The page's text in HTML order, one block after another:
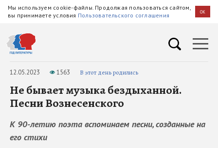
Мы используем cookie-файлы. Продолжая пользоваться сайтом,
вы принимаете условия Пользовательского соглашения OK
12.05.2023 1563 В этот день родились
Не бывает музыка бездыханной.
Песни Вознесенского
К 90-летию поэта вспоминаем песни, созданные на
его стихи